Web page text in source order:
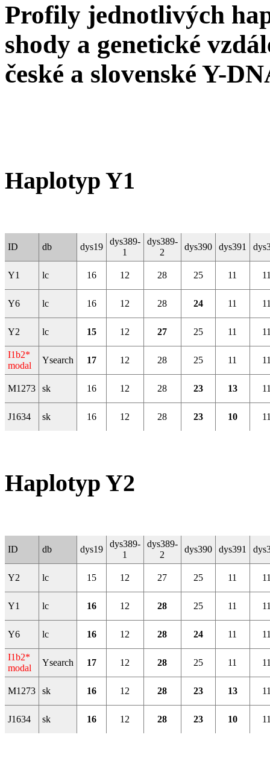
Profily jednotlivých
shody a genetické
české a slovenské Y-
Haplotyp Y1
ID db dys19
dys389-
1
dys389-
2
dys390 dys391
Y1 lc 16 12 28 25 11
Y6 lc 16 12 28 24 11
Y2 lc 15 12 27 25 11
I1b2*
modal
Ysearch 17 12 28 25 11
M1273 sk 16 12 28 23 13
J1634 sk 16 12 28 23 10
Haplotyp Y2
ID db dys19
dys389-
1
dys389-
2
dys390 dys391
Y2 lc 15 12 27 25 11
Y1 lc 16 12 28 25 11
Y6 lc 16 12 28 24 11
I1b2*
modal
Ysearch 17 12 28 25 11
M1273 sk 16 12 28 23 13
J1634 sk 16 12 28 23 10